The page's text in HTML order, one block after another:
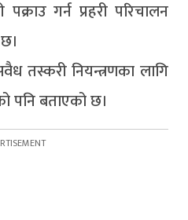
गर्न प्रहरी परिचालन
तस्करी नियन्त्रणका लागि
पनि बताएको छ।